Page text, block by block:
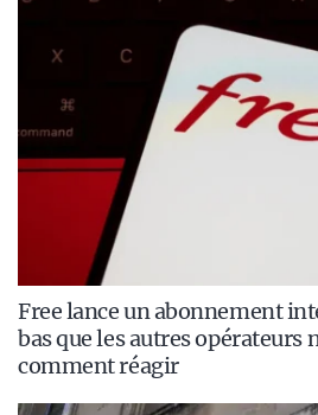
Free lance un abonnement
bas que les autres opérateurs
comment réagir